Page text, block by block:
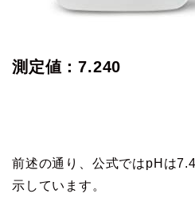
測定値：7.240
前述の通り、公式ではpHは
示しています。